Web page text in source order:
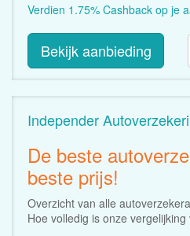
Verdien 1.75% Cashback op je
Bekijk aanbieding
Independer
De beste
beste prijs!
Overzicht van alle
Hoe volledig is onze